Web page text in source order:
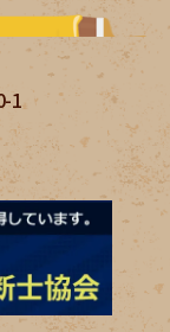
1